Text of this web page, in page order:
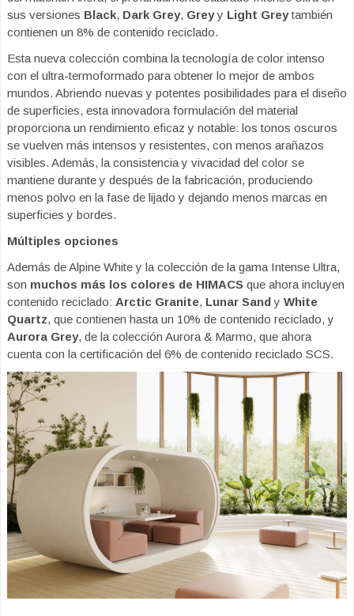
sus versiones Black, Dark Grey, Greyy Light Greytambién
contienen un 8% de contenido reciclado.
Esta nueva colección combina la tecnología de color intenso
con el ultra-termoformado para obtener lo mejor de ambos
mundos. Abriendo nuevas y potentes posibilidades para el diseño
de superficies, esta innovadora formulación del material
proporciona un rendimiento eficaz y notable: los tonos oscuros
se vuelven más intensos y resistentes, con menos arañazos
visibles. Además, la consistencia y vivacidad del color se
mantiene durante y después de la fabricación, produciendo
menos polvo en la fase de lijado y dejando menos marcas en
superficies y bordes.
Múltiples opciones
Además de Alpine White y la colección de la gama Intense Ultra,
son muchos más los colores de HIMACS que ahora incluyen
contenido reciclado: Arctic Granite, Lunar Sandy White
Quartz, que contienen hasta un 10% de contenido reciclado, y
Aurora Grey, de la colección Aurora & Marmo, que ahora
cuenta con la certificación del 6% de contenido reciclado SCS.